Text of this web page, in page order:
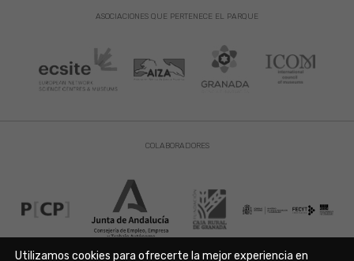
ASOCIACIONES QUE PERTENECE EL PARQUE
COLABORADORES
Utilizamos cookies para ofrecerte la mejor experiencia en